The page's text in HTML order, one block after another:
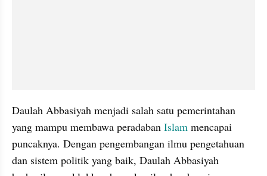
Daulah Abbasiyah menjadi salah satu pemerintahan
yang mampu membawa peradaban Islam mencapai
puncaknya. Dengan pengembangan ilmu pengetahuan
dan sistem politik yang baik, Daulah Abbasiyah